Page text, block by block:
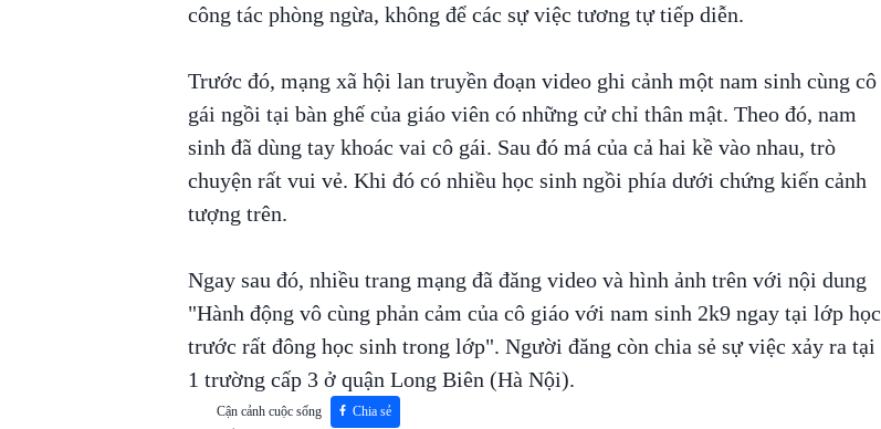
công tác phòng ngừa, không để các sự việc tương tự tiếp diễn.
Trước đó, mạng xã hội lan truyền đoạn video ghi cảnh một nam sinh cùng cô
gái ngồi tại bàn ghế của giáo viên có những cử chỉ thân mật. Theo đó, nam
sinh đã dùng tay khoác vai cô gái. Sau đó má của cả hai kề vào nhau, trò
chuyện rất vui vẻ. Khi đó có nhiều học sinh ngồi phía dưới chứng kiến cảnh
tượng trên.
Ngay sau đó, nhiều trang mạng đã đăng video và hình ảnh trên với nội dung
"Hành động vô cùng phản cảm của cô giáo với nam sinh 2k9 ngay tại lớp học
trước rất đông học sinh trong lớp". Người đăng còn chia sẻ sự việc xảy ra tại
1 trường cấp 3 ở quận Long Biên (Hà Nội).
Cận cảnh cuộc sống Chia sẻ